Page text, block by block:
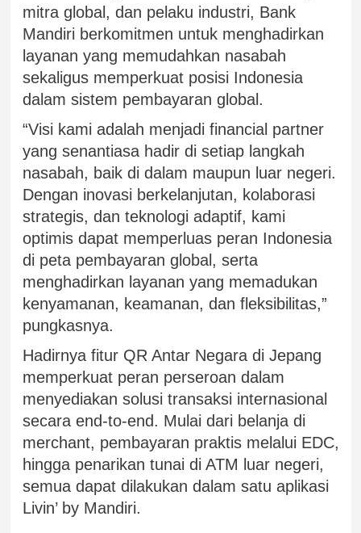
mitra global, dan pelaku industri, Bank
Mandiri berkomitmen untuk menghadirkan
layanan yang memudahkan nasabah
sekaligus memperkuat posisi Indonesia
dalam sistem pembayaran global.
“Visi kami adalah menjadi financial partner
yang senantiasa hadir di setiap langkah
nasabah, baik di dalam maupun luar negeri.
Dengan inovasi berkelanjutan, kolaborasi
strategis, dan teknologi adaptif, kami
optimis dapat memperluas peran Indonesia
di peta pembayaran global, serta
menghadirkan layanan yang memadukan
kenyamanan, keamanan, dan fleksibilitas,”
pungkasnya.
Hadirnya fitur QR Antar Negara di Jepang
memperkuat peran perseroan dalam
menyediakan solusi transaksi internasional
secara end-to-end. Mulai dari belanja di
merchant, pembayaran praktis melalui EDC,
hingga penarikan tunai di ATM luar negeri,
semua dapat dilakukan dalam satu aplikasi
Livin’ by Mandiri.